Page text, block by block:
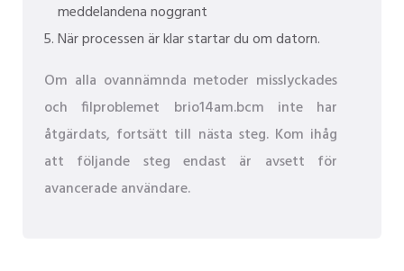
meddelandena noggrant
När processen är klar startar du om datorn.
Om alla ovannämnda metoder misslyckades
och filproblemet brio14am.bcm inte har
åtgärdats, fortsätt till nästa steg. Kom ihåg
att följande steg endast är avsett för
avancerade användare.